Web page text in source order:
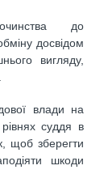
до
досвідом
вигляду,
влади на
суддя в
щоб зберегти
шкоди